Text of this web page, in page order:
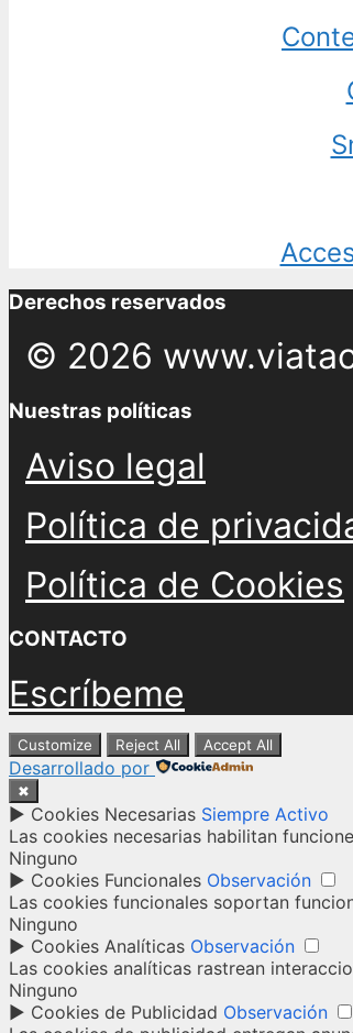
Derechos reservados
© 2026
Nuestras políticas
Aviso legal
Política de
Política de Cookies
CONTACTO
Escríbeme
Customize Reject All Accept All
Desarrollado por
✖
► Cookies Necesarias Siempre Activo
Las cookies necesarias habilitan
Ninguno
► Cookies Funcionales Observación
Las cookies funcionales soportan
Ninguno
► Cookies Analíticas Observación
Las cookies analíticas rastrean
Ninguno
► Cookies de Publicidad Observación